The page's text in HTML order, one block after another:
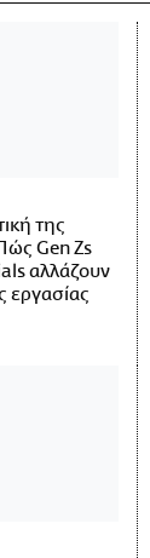
της
Gen Zs
αλλάζουν
εργασίας